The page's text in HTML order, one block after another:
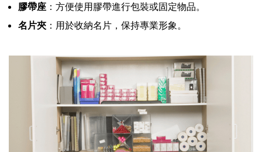
膠帶座 ：方便使用膠帶進行包裝或固定物品。
名片夾 ：用於收納名片，保持專業形象。